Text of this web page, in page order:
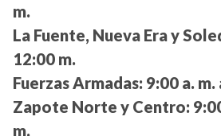
m.
La Fuente, Nueva Era y
12:00 m.
Fuerzas Armadas: 9:00 a. m.
Zapote Norte y Centro:
m.